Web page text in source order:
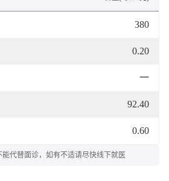
380
0.20
一
92.40
0.60
代替面诊，如有不适请尽快线下就医